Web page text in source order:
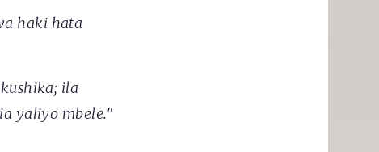
haki hata
ila
yaliyo mbele."